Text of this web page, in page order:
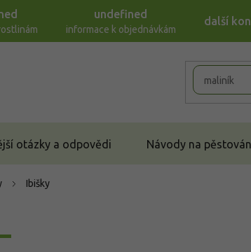
undefined
informace k objednávkám
další
otázky a odpovědi Návody na
Ibišky